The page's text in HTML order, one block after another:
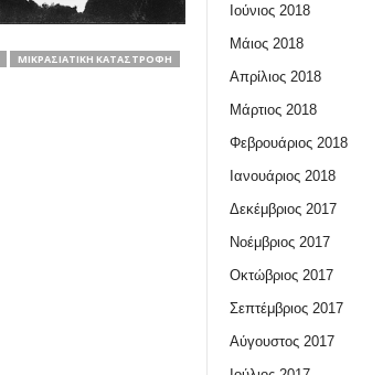
ΜΙΚΡΑΣΙΑΤΙΚΗ ΚΑΤΑΣΤΡΟΦΗ
Ιούνιος 2018
Μάιος 2018
Απρίλιος 2018
Μάρτιος 2018
Φεβρουάριος 2018
Ιανουάριος 2018
Δεκέμβριος 2017
Νοέμβριος 2017
Οκτώβριος 2017
Σεπτέμβριος 2017
Αύγουστος 2017